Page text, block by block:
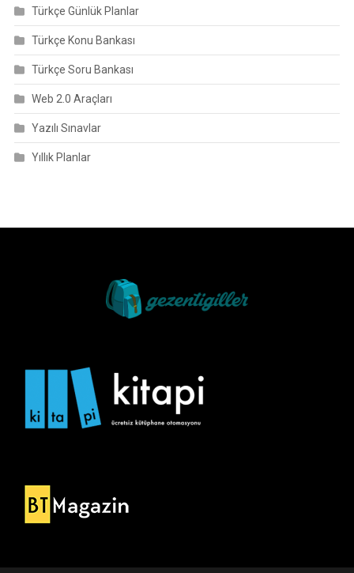
Türkçe Günlük Planlar
Türkçe Konu Bankası
Türkçe Soru Bankası
Web 2.0 Araçları
Yazılı Sınavlar
Yıllık Planlar